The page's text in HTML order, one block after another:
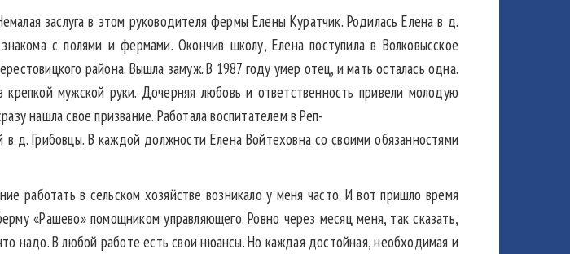
заслуга в этом руководителя фермы Елены Куратчик. Родилась Елена в д.
с полями и фермами. Окончив школу, Елена поступила в Волковысское
района. Вышла замуж. В 1987 году умер отец, и мать осталась одна.
мужской руки. Дочерняя любовь и ответственность привели молодую
нашла свое призвание. Работала воспитателем в Реп-
д. Грибовцы. В каждой должности Елена Войтеховна со своими обязанностями
работать в сельском хозяйстве возникало у меня часто. И вот пришло время
«Рашево» помощником управляющего. Ровно через месяц меня, так сказать,
надо. В любой работе есть свои нюансы. Но каждая достойная, необходимая и